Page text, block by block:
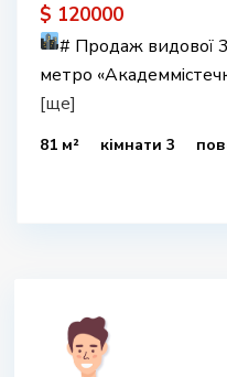
$ 120000
# Продаж видової
метро
[ще]
81 м² кімнати 3